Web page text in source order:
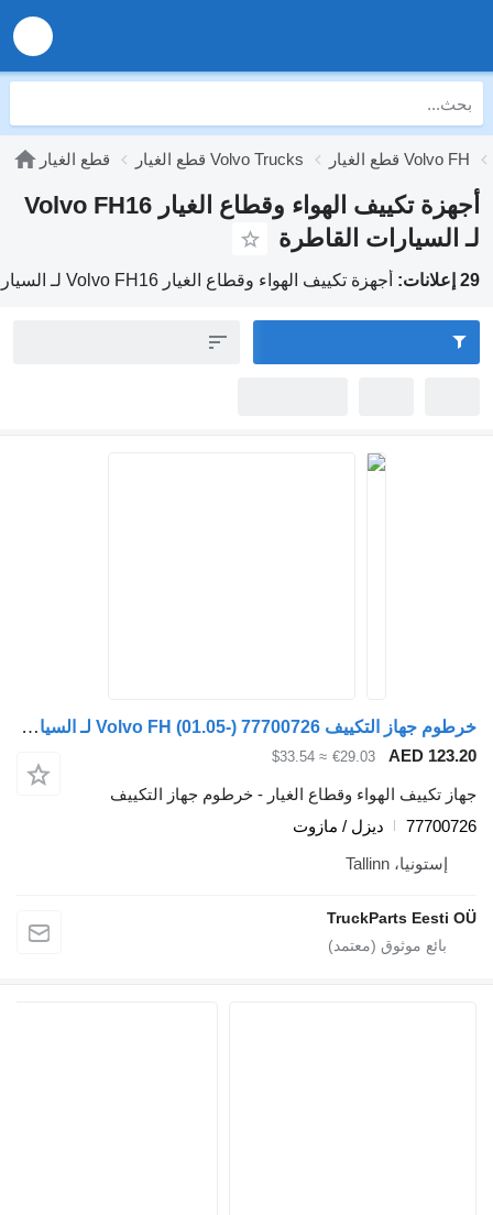
قطع الغيار قطع الغيار Volvo Trucks قطع الغيار Volvo FH
أجهزة تكييف الهواء وقطاع الغيار Volvo FH16
السيارات القاطرة
أجهزة تكييف الهواء وقطاع الغيار Volvo FH16 لـ السيارات القاطرة
خرطوم جهاز التكييف Volvo FH (01.05-) 77700726 لـ السيارات القاطرة Volvo FH12, FH16, NH12, FH, VNL780 (1993-2014)
AED
€29.03
≈ $33.54
تكييف الهواء وقطاع الغيار - خرطوم جهاز التكييف
ديزل / مازوت
إستونيا، Tallinn
TruckParts Eesti